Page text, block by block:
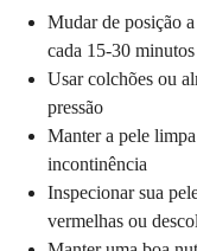
Mudar de posição
cada 15-30
Usar colchões ou
pressão
Manter a pele
incontinência
Inspecionar sua
vermelhas ou